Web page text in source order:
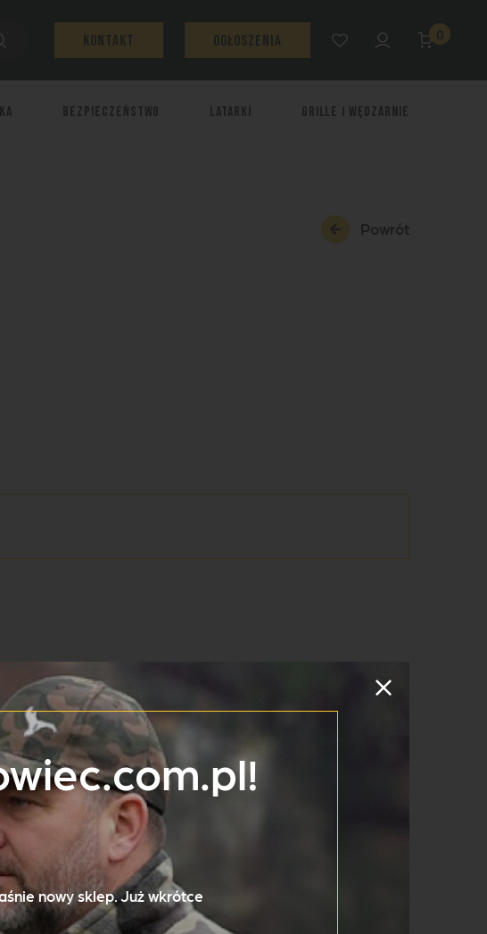
Kontakt Ogłoszenia 0
Bezpieczeństwo Latarki Grille i wędzarnie
Powrót
nowy sklep. Już wkrótce